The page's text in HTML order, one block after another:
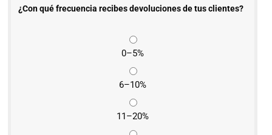
¿Con qué frecuencia recibes devoluciones de tus clientes?
0–5%
6–10%
11–20%